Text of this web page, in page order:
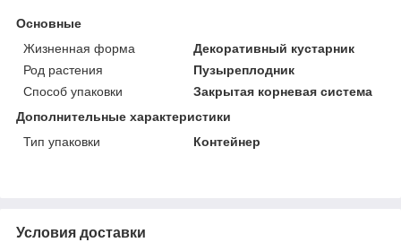
Основные
Жизненная форма
Декоративный кустарник
Род растения
Пузыреплодник
Способ упаковки
Закрытая корневая система
Дополнительные характеристики
Тип упаковки
Контейнер
Условия доставки